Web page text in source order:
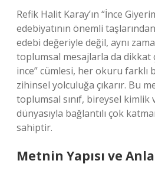
Refik Halit Karay’ın “İnce
edebiyatının önemli
edebi değeriyle değil, aynı
toplumsal mesajlarla da dikkat
ince” cümlesi, her okuru farklı
zihinsel yolculuğa çıkarır. Bu
toplumsal sınıf, bireysel kimlik
dünyasıyla bağlantılı çok
sahiptir.
Metnin Yapısı ve